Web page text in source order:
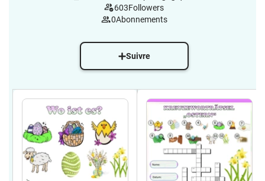
603Followers
0Abonnements
Suivre